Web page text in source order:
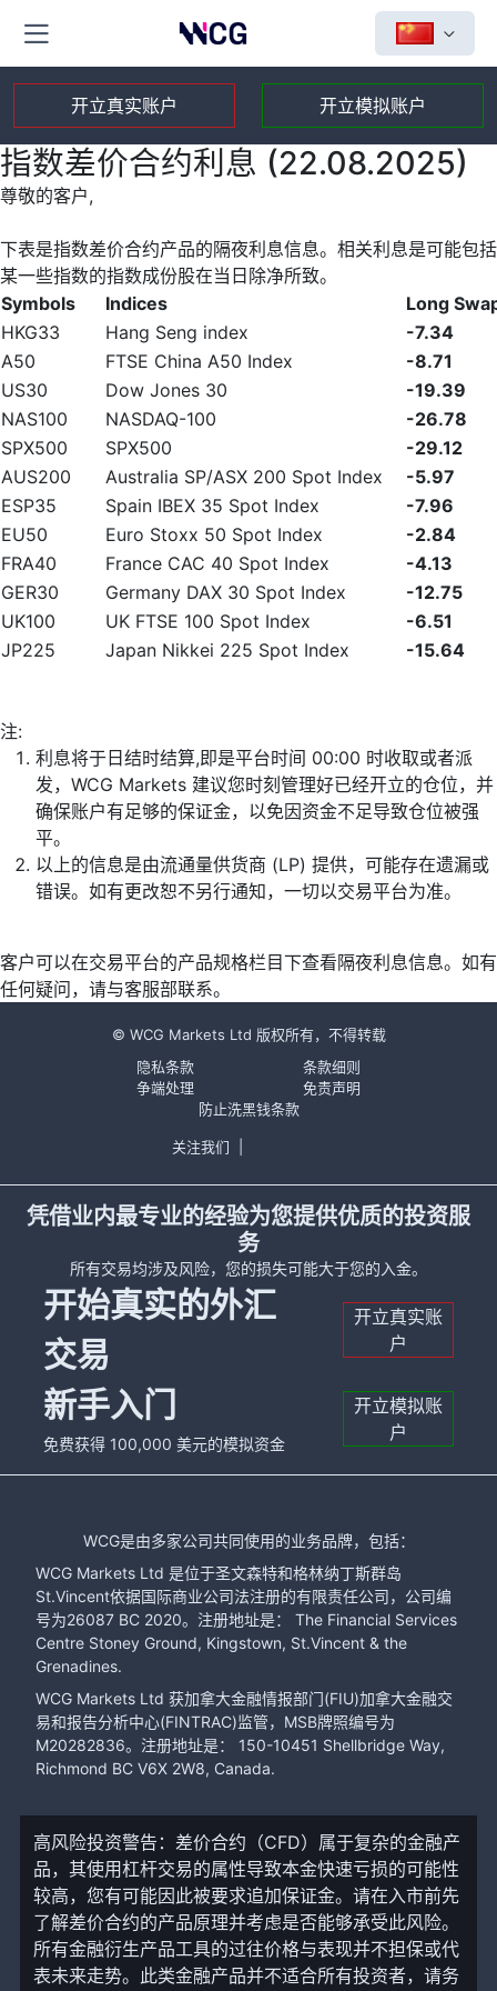
开立真实账户 开立模拟账户
指数差价合约利息 (22.08.2025)
尊敬的客户,
下表是指数差价合约产品的隔夜利息信息。相关利息是可能包括
某一些指数的指数成份股在当日除净所致。
Symbols
Indices
Long
HKG33
Hang Seng index
-7.34
A50
FTSE China A50 Index
-8.71
US30
Dow Jones 30
-19.39
NAS100
NASDAQ-100
-26.78
SPX500
SPX500
-29.12
AUS200
Australia SP/ASX 200 Spot Index
-5.97
ESP35
Spain IBEX 35 Spot Index
-7.96
EU50
Euro Stoxx 50 Spot Index
-2.84
FRA40
France CAC 40 Spot Index
-4.13
GER30
Germany DAX 30 Spot Index
-12.75
UK100
UK FTSE 100 Spot Index
-6.51
JP225
Japan Nikkei 225 Spot Index -15.64
注:
利息将于日结时结算,即是平台时间 00:00 时收取或者派
发，WCG Markets 建议您时刻管理好已经开立的仓位，并
确保账户有足够的保证金，以免因资金不足导致仓位被强
平。
以上的信息是由流通量供货商 (LP) 提供，可能存在遗漏或
错误。如有更改恕不另行通知，一切以交易平台为准。
客户可以在交易平台的产品规格栏目下查看隔夜利息信息。如有
任何疑问，请与客服部联系。
© WCG Markets Ltd 版权所有，不得转载
隐私条款
条款细则
争端处理
免责声明
防止洗黑钱条款
关注我们
凭借业内最专业的经验为您提供优质的投资服
务
所有交易均涉及风险，您的损失可能大于您的入金。
开始真实的外汇
交易
开立真实账
户
新手入门
免费获得 100,000 美元的模拟资金
开立模拟账
户
WCG是由多家公司共同使用的业务品牌，包括：
WCG Markets Ltd 是位于圣文森特和格林纳丁斯群岛
St.Vincent依据国际商业公司法注册的有限责任公司，公司编
号为26087 BC 2020。注册地址是： The Financial Services
Centre Stoney Ground, Kingstown, St.Vincent & the
Grenadines.
WCG Markets Ltd 获加拿大金融情报部门(FIU)加拿大金融交
易和报告分析中心(FINTRAC)监管，MSB牌照编号为
M20282836。注册地址是： 150-10451 Shellbridge Way,
Richmond BC V6X 2W8, Canada.
高风险投资警告：差价合约（CFD）属于复杂的金融产
品，其使用杠杆交易的属性导致本金快速亏损的可能性
较高，您有可能因此被要求追加保证金。请在入市前先
了解差价合约的产品原理并考虑是否能够承受此风险。
所有金融衍生产品工具的过往价格与表现并不担保或代
表未来走势。此类金融产品并不适合所有投资者，请务